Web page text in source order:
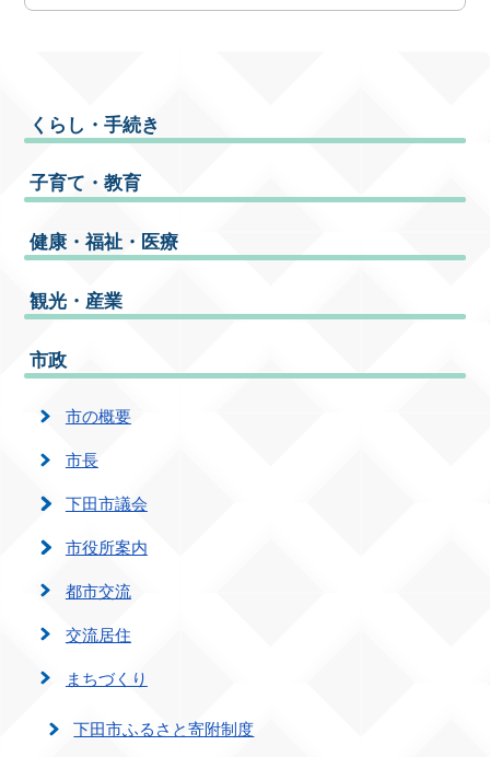
くらし・手続き
子育て・教育
健康・福祉・医療
観光・産業
市政
市の概要
市長
下田市議会
市役所案内
都市交流
交流居住
まちづくり
下田市ふるさと寄附制度